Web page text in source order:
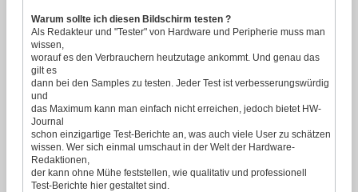
Warum sollte ich diesen Bildschirm testen ?
Als Redakteur und "Tester" von Hardware und Peripherie muss man
wissen,
worauf es den Verbrauchern heutzutage ankommt. Und genau das
gilt es
dann bei den Samples zu testen. Jeder Test ist verbesserungswürdig
und
das Maximum kann man einfach nicht erreichen, jedoch bietet HW-
Journal
schon einzigartige Test-Berichte an, was auch viele User zu schätzen
wissen. Wer sich einmal umschaut in der Welt der Hardware-
Redaktionen,
der kann ohne Mühe feststellen, wie qualitativ und professionell
Test-Berichte hier gestaltet sind.